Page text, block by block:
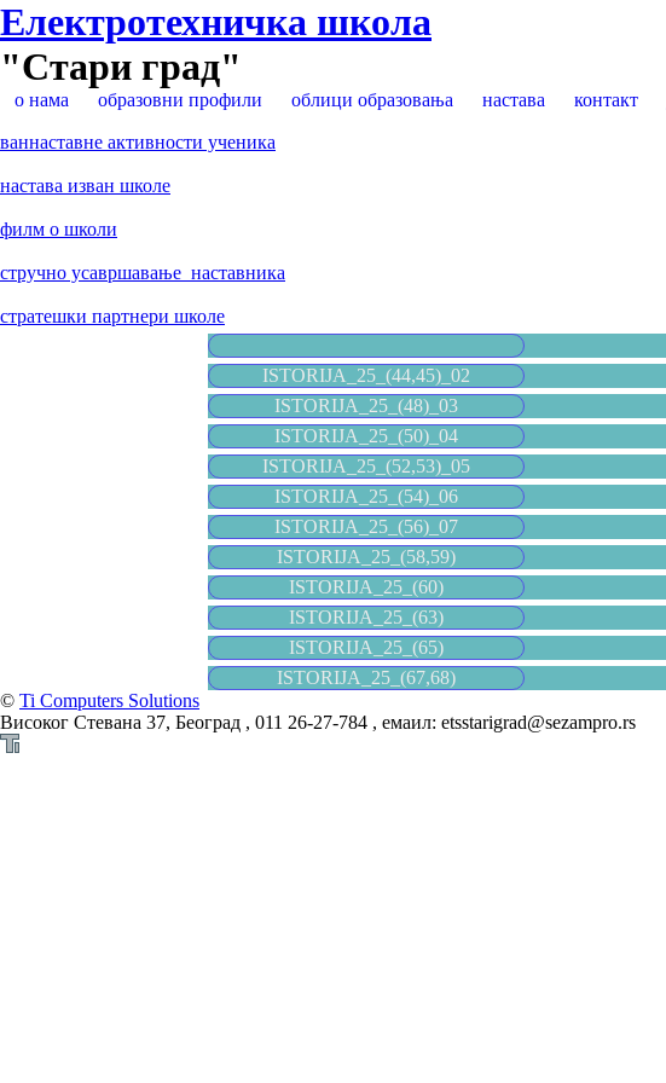
Електротехничка школа
"Стари град"
о нама образовни профили облици образовања настава контакт
ваннаставне активности ученика
настава изван школе
филм о школи
стручно усавршавање наставника
стратешки партнери школе
ISTORIJA_25_(44,45)_02
ISTORIJA_25_(48)_03
ISTORIJA_25_(50)_04
ISTORIJA_25_(52,53)_05
ISTORIJA_25_(54)_06
ISTORIJA_25_(56)_07
ISTORIJA_25_(58,59)
ISTORIJA_25_(60)
ISTORIJA_25_(63)
ISTORIJA_25_(65)
ISTORIJA_25_(67,68)
© Ti Computers Solutions
Високог Стевана 37, Београд , 011 26-27-784 , емаил: etsstarigrad@sezampro.rs